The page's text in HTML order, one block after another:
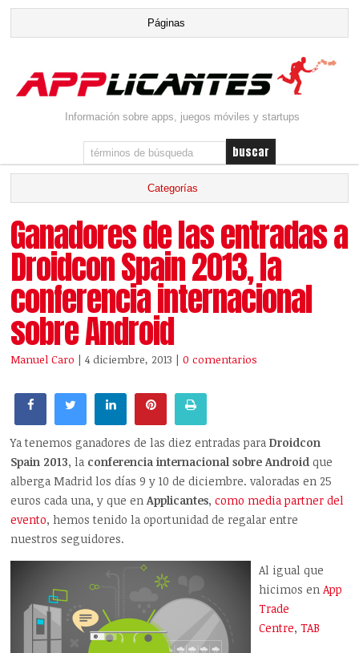
Información sobre apps, juegos móviles y startups
Ganadores de las entradas a
Droidcon Spain 2013, la
conferencia internacional
sobre Android
Manuel Caro | 4 diciembre, 2013 |0 comentarios
Ya tenemos ganadores de las diez entradas paraDroidcon
Spain 2013, la conferencia internacional sobre Android que
alberga Madrid los días 9 y 10 de diciembre. valoradas en 25
euros cada una, y que enApplicantes,como media partner del
evento, hemos tenido la oportunidad de regalar entre
nuestros seguidores.
Al igual que
hicimos enApp
Trade
Centre,TAB